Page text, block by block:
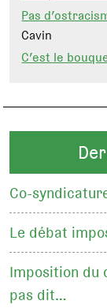
Pas
Cavin
C’est le
Co-
Le débat
Imposition du
pas dit…